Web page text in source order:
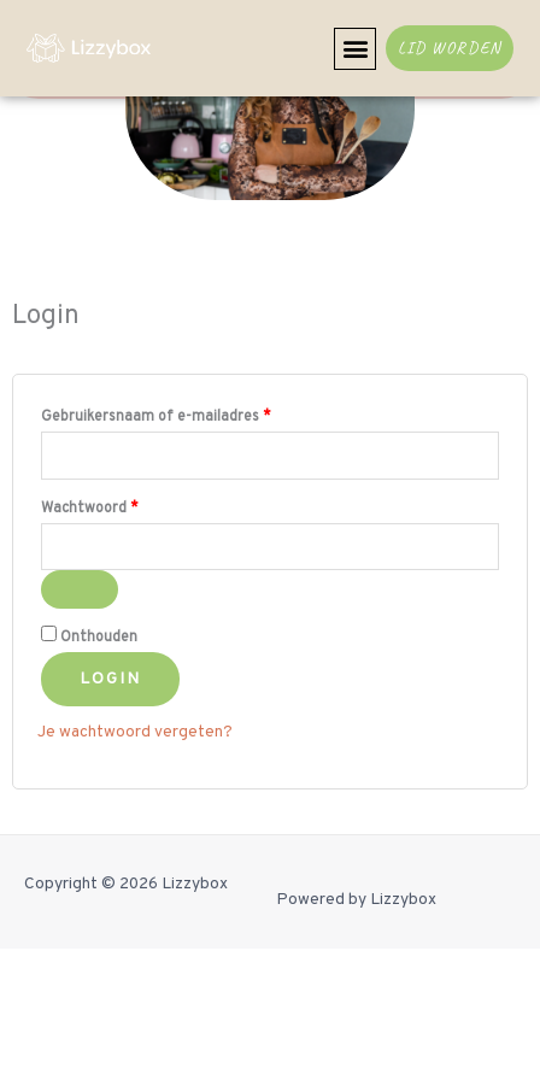
naar
inhoud
LID WORDEN
Login
Gebruikersnaam of e-mailadres*
Wachtwoord*
Onthouden
LOGIN
Je wachtwoord vergeten?
Copyright © 2026 Lizzybox
Powered by Lizzybox